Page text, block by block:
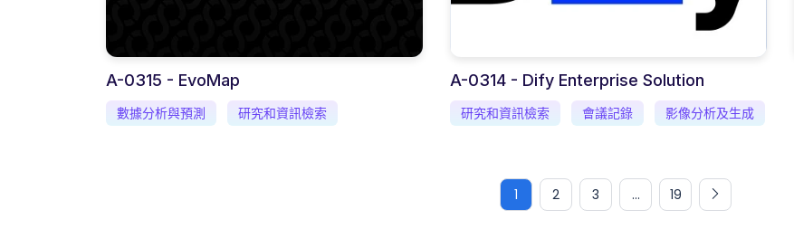
A-0315 - EvoMap
數據分析與預測 研究和資訊檢索
A-0314 - Dify Enterprise Solution
研究和資訊檢索 會議記錄 影像分析及生成
1 2 3 ... 19